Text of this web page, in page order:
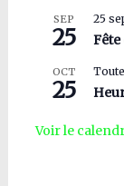
SEP
25
25
Fête
OCT
25
Voir le